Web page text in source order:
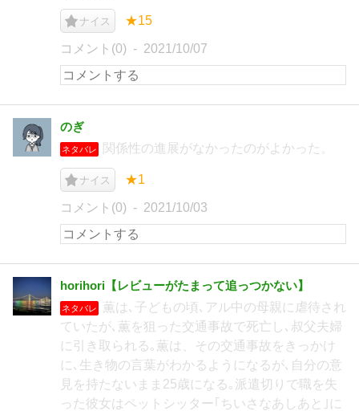
ナイス ★15
コメント(0) 2021/10/07
のぎ
ネタバレ 関係性の進展がなかったのがよかった。
ナイス ★1
コメント(0) 2021/10/03
horihori【レビューがたまって追っつかない】
ネタバレ
薫は､子どもの頃､アル中の母親に虐待され
ていたが､薫を狙った交通事故で死亡し､叔父夫婦
に引き取られる｡薫は、その交通事故をきっかけ
に､生き物の言葉がわかるようになるが､自分の意
見を持たないまま25歳になる｡派遣切りで職を失
った彼女はペットシッター｢ちいさなあしあと｣に